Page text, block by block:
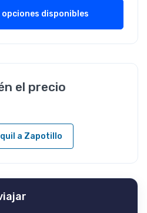
disponibles
el precio
a Zapotillo